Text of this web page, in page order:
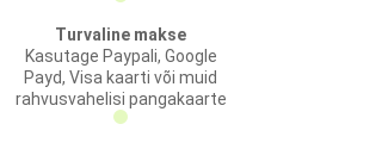
Turvaline makse
Kasutage Paypali, Google
Payd, Visa kaarti või muid
rahvusvahelisi pangakaarte